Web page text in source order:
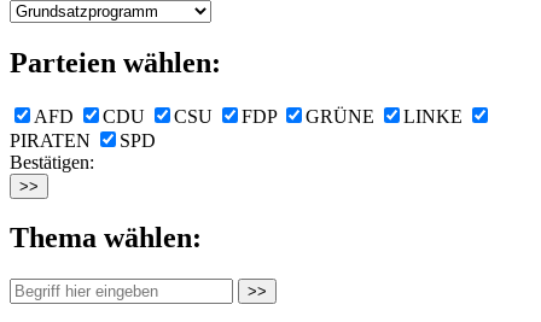
Parteien wählen:
AFD CDU CSU FDP GRÜNE
LINKE
PIRATEN
SPD
Bestätigen:
Thema wählen: